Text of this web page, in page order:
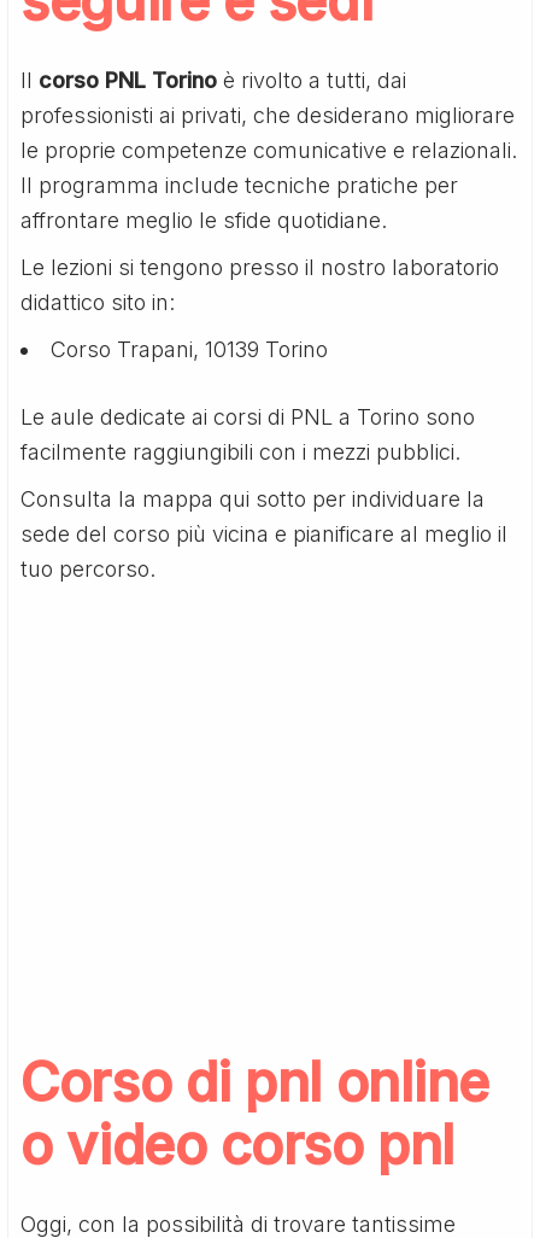
Il corso PNL Torino è rivolto a tutti, dai
professionisti ai privati, che desiderano migliorare
le proprie competenze comunicative e relazionali.
Il programma include tecniche pratiche per
affrontare meglio le sfide quotidiane.
Le lezioni si tengono presso il nostro laboratorio
didattico sito in:
Corso Trapani, 10139 Torino
Le aule dedicate ai corsi di PNL a Torino sono
facilmente raggiungibili con i mezzi pubblici.
Consulta la mappa qui sotto per individuare la
sede del corso più vicina e pianificare al meglio il
tuo percorso.
Corso di pnl online
o video corso pnl
Oggi, con la possibilità di trovare tantissime